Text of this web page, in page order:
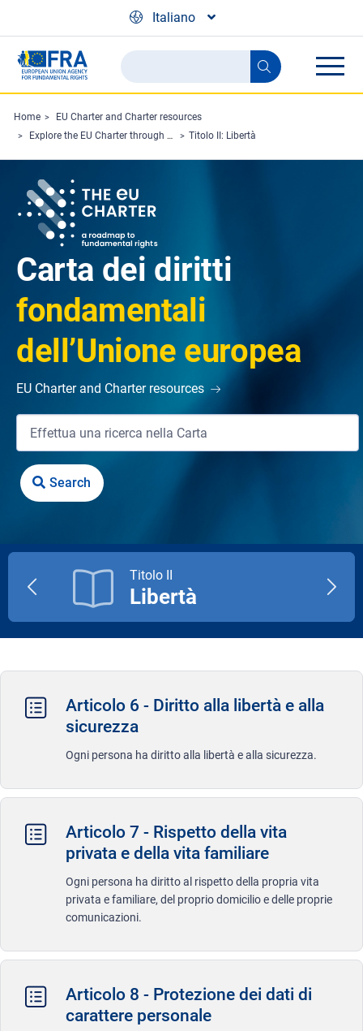
Italiano
Search
the
FRA
website
Search
Home
EU Charter and Charter resources
Explore the EU Charter through Charterpedia
Titolo II: Libertà
Carta dei diritti
fondamentali
dell’Unione europea
EU Charter and Charter resources
Titolo II
Libertà
Articolo 6 - Diritto alla libertà e alla
sicurezza
Ogni persona ha diritto alla libertà e alla sicurezza.
Articolo 7 - Rispetto della vita
privata e della vita familiare
Ogni persona ha diritto al rispetto della propria vita
privata e familiare, del proprio domicilio e delle proprie
comunicazioni.
Articolo 8 - Protezione dei dati di
carattere personale